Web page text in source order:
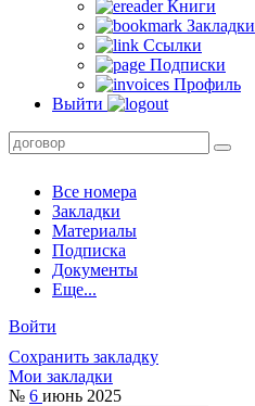
Книги
Закладки
Ссылки
Подписки
Профиль
Выйти
Все номера
Закладки
Материалы
Подписка
Документы
Еще...
Войти
Сохранить закладку
Мои закладки
№ 6 июнь 2025